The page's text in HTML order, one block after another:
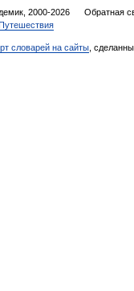
2000-2026 Обратная
словарей на сайты ,